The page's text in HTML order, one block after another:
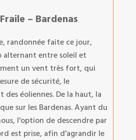
– Bardenas
randonnée faite ce jour,
alternant entre soleil et
un vent très fort, qui
de sécurité, le
éoliennes. De la haut, la
sur les Bardenas. Ayant du
l'option de descendre par
est prise, afin d'agrandir le